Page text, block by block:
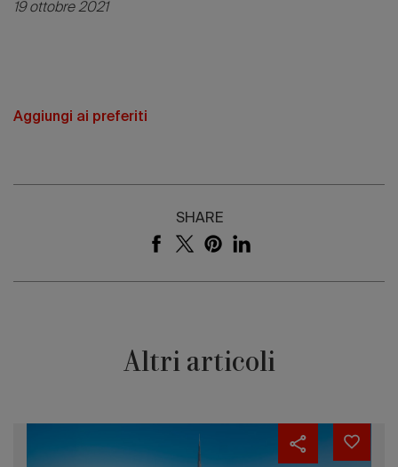
19 ottobre 2021
Aggiungi ai preferiti
SHARE
Altri articoli